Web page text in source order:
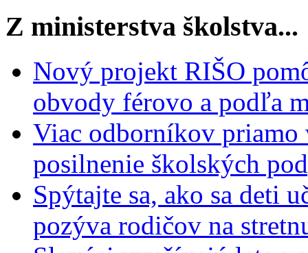
Z ministerstva školstva...
Nový projekt RIŠO
obvody férovo a podľa
Viac odborníkov priamo
posilnenie školských
Spýtajte sa, ako sa deti
pozýva rodičov na